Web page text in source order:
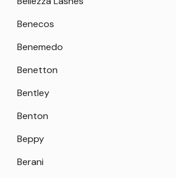
Benecos
Benemedo
Benetton
Bentley
Benton
Beppy
Berani